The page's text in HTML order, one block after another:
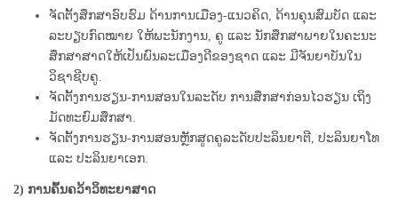
ຈັດຕັ້ງສຶກສາອົບຮົມ ດ້ານການເມືອງ-ແນວຄິດ, ດ້ານຄຸນສົມບັດ ແລະ
ລະບຽບກົດໝາຍ ໃຫ້ພະນັກງານ, ຄູ ແລະ ນັກສຶກສາພາຍໃນຄະນະ
ສຶກສາສາດໃຫ້ເປັນພົນລະເມືອງດີຂອງຊາດ ແລະ ມີຈັນຍາບັນໃນ
ວິຊາຊີບຄູ.
ຈັດຕັ້ງການຮຽນ-ການສອນໃນລະດັບ ການສຶກສາກ່ອນໄວຮຽນ ເຖິງ
ມັດທະຍົມສຶກສາ.
ຈັດຕັ້ງການຮຽນ-ການສອນຫຼັັກສູດຄູລະດັບປະລິນຍາຕີ, ປະລິນຍາໂທ
ແລະ ປະລິນຍາເອກ.
2) ການຄົ້ນຄວ້າວິທະຍາສາດ